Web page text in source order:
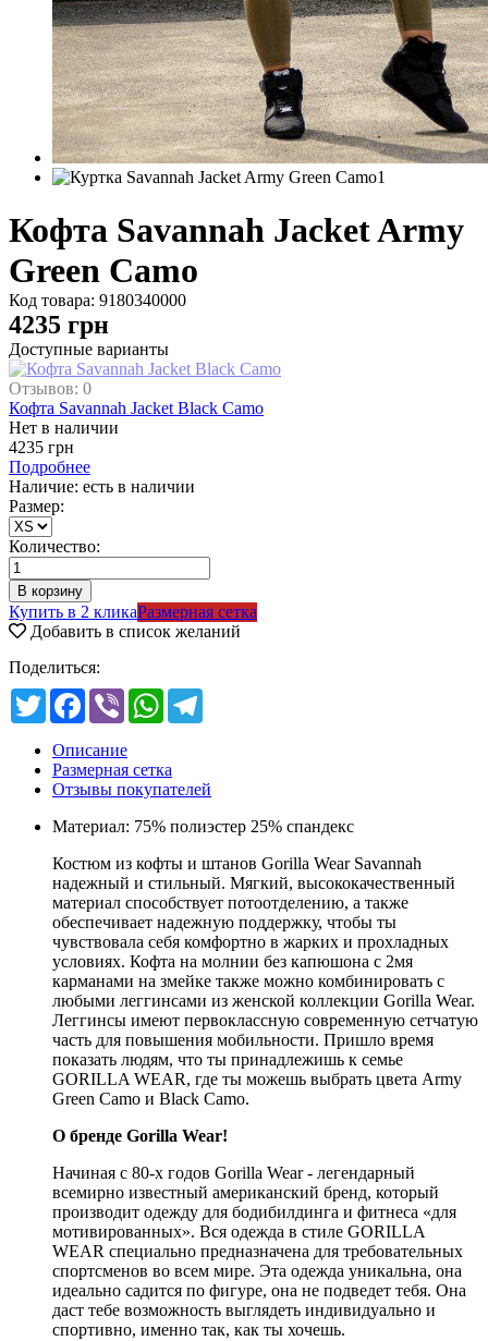
Кофта Savannah Jacket Army
Green Camo
Код товара: 9180340000
4235 грн
Доступные варианты
Отзывов: 0
Кофта Savannah Jacket Black Camo
Нет в наличии
4235 грн
Подробнее
Наличие: есть в наличии
Размер:
Количество:
Купить в 2 кликаРазмерная сетка
Добавить в список желаний
Поделиться:
TwitterFacebook
Viber WhatsApp
Описание
Размерная сетка
Отзывы покупателей
Материал: 75% полиэстер 25% спандекс
Костюм из кофты и штанов Gorilla Wear Savannah
надежный и стильный. Мягкий, высококачественный
материал способствует потоотделению, а также
обеспечивает надежную поддержку, чтобы ты
чувствовала себя комфортно в жарких и прохладных
условиях. Кофта на молнии без капюшона с 2мя
карманами на змейке также можно комбинировать с
любыми леггинсами из женской коллекции Gorilla Wear.
Леггинсы имеют первоклассную современную сетчатую
часть для повышения мобильности. Пришло время
показать людям, что ты принадлежишь к семье
GORILLA WEAR, где ты можешь выбрать цвета Army
Green Camo и Black Camo.
О бренде Gorilla Wear!
Начиная с 80-х годов Gorilla Wear - легендарный
всемирно известный американский бренд, который
производит одежду для бодибилдинга и фитнеса «для
мотивированных». Вся одежда в стиле GORILLA
WEAR специально предназначена для требовательных
спортсменов во всем мире. Эта одежда уникальна, она
идеально садится по фигуре, она не подведет тебя. Она
даст тебе возможность выглядеть индивидуально и
спортивно, именно так, как ты хочешь.